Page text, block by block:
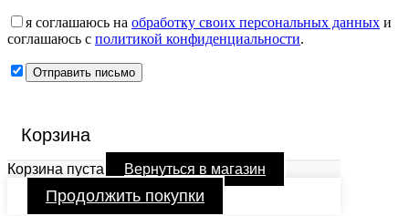
я соглашаюсь на обработку своих персональных данных и
соглашаюсь с политикой конфиденциальности.
Корзина
Корзина пуста Вернуться в магазин
Продолжить покупки